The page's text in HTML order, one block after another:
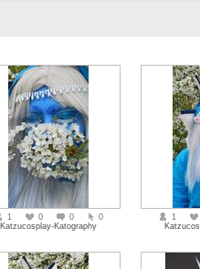
1 0 0
0
Katzucosplay-Katography
1